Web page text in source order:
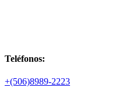
Teléfonos:
+(506)8989-2223